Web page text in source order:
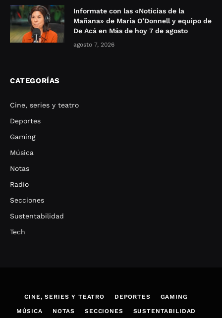
Informate con las «Noticias de la
Mañana» de María O’Donnell y equipo de
De Acá en Más de hoy 7 de agosto
agosto 7, 2026
CATEGORÍAS
Cine, series y teatro
Deportes
Gaming
Música
Notas
Radio
Secciones
Sustentabilidad
Tech
CINE, SERIES Y TEATRO DEPORTES GAMING
MÚSICA NOTAS SECCIONES SUSTENTABILIDAD